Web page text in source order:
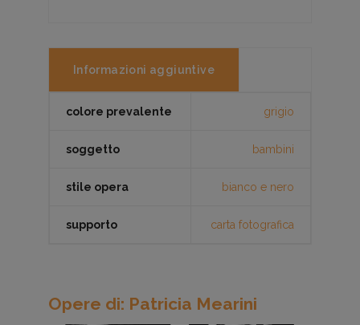
Informazioni aggiuntive
colore prevalente grigio
soggetto bambini
stile opera bianco e nero
supporto carta fotografica
Opere di: Patricia Mearini